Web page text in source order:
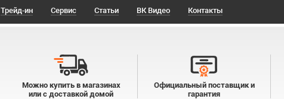
Трейд-ин Сервис Статьи ВК Видео Контакты
Можно купить в магазинах
или с доставкой домой
Официальный поставщик и
гарантия